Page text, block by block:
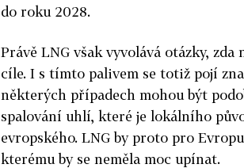
do roku 2028.
Právě LNG však vyvolává otázky,
cíle. I s tímto palivem se totiž pojí
některých případech mohou být
spalování uhlí, které je lokálního
evropského. LNG by proto pro
kterému by se neměla moc upínat.